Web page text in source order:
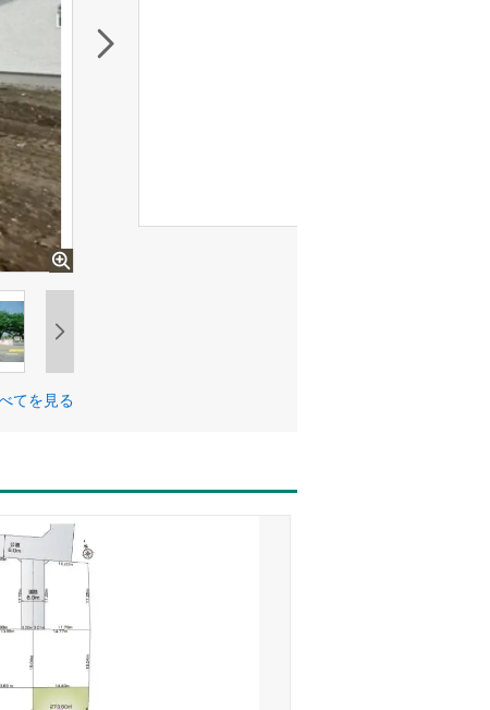
てを見る